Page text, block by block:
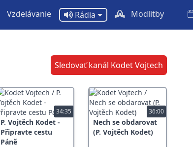
Vzdelávanie Rádia Modlitby
Sledovať kanál Kodet Vojtech
34:35
P. Vojtěch Kodet -
Připravte cestu
Páně
36:00
Nech se obdarovat
(P. Vojtěch Kodet)